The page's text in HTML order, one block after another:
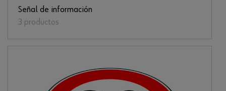
Señal de información
3 productos